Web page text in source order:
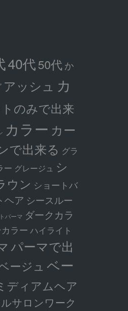
40代50代 か
アッシュ カ
のみで出来
カラー カー
で出来る グラ
ー グレージュ シ
ウン ショートバ
ヘア シースルー
パーマ ダークカラ
ラー ハイライト
パーマで出
ージュ ベー
ディアムヘア
サロンワーク